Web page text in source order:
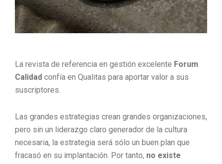
La revista de referencia en gestión excelente Forum
Calidad confía en Qualitas para aportar valor a sus
suscriptores.
Las grandes estrategias crean grandes organizaciones,
pero sin un liderazgo claro generador de la cultura
necesaria, la estrategia será sólo un buen plan que
fracasó en su implantación. Por tanto, no existe